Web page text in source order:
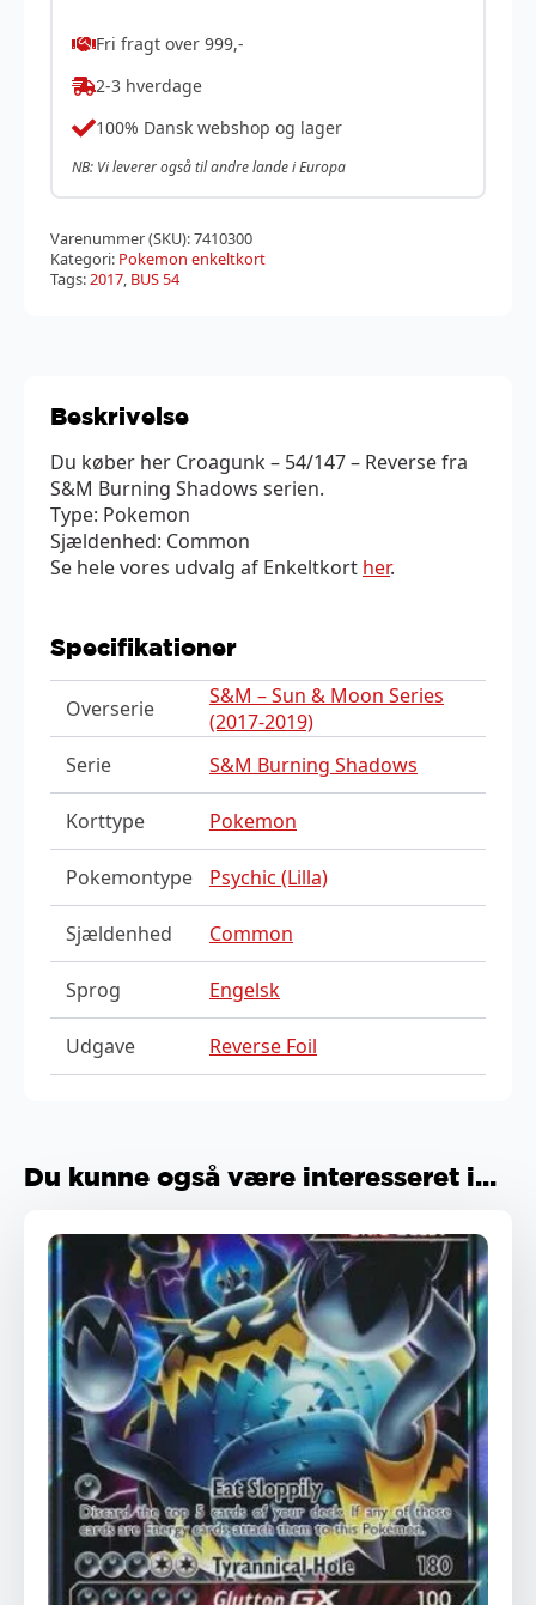
Fri fragt over 999,-
2-3 hverdage
100% Dansk webshop og lager
NB: Vi leverer også til andre lande i Europa
Varenummer (SKU):7410300
Kategori: Pokemon enkeltkort
Tags:2017, BUS 54
Beskrivelse
Du køber her Croagunk – 54/147 – Reverse fra
S&M Burning Shadows serien.
Type: Pokemon
Sjældenhed: Common
Se hele vores udvalg af Enkeltkort her.
Specifikationer
Overserie
S&M – Sun & Moon Series
(2017-2019)
Serie
S&M Burning Shadows
Korttype Pokemon
Pokemontype Psychic (Lilla)
Sjældenhed Common
Sprog Engelsk
Udgave Reverse Foil
Du kunne også være interesseret i...